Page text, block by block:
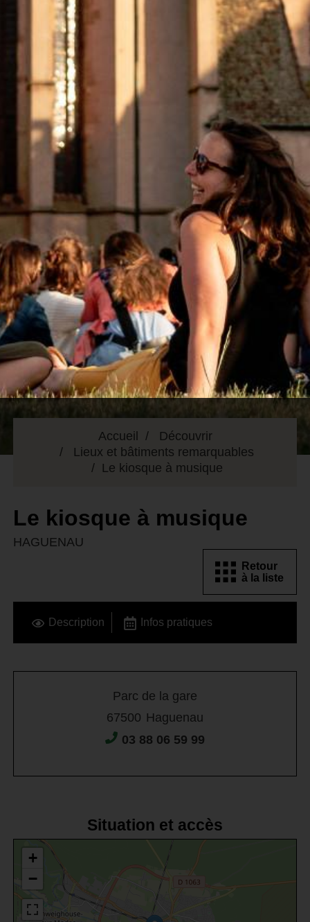
Accueil
Découvrir
Lieux et bâtiments remarquables
Le kiosque à musique
Le kiosque à musique
HAGUENAU
Retour
à la liste
Description Infos pratiques
Parc de la gare
67500 Haguenau
03 88 06 59 99
Situation et accès
+
−